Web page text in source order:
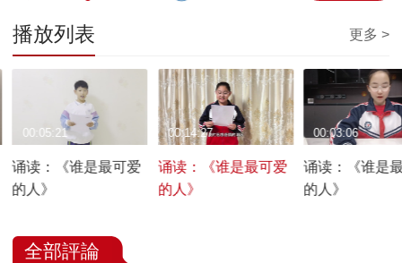
播放列表 更多 >
诵读：《谁是最可爱
的人》
00:05:21
诵读：《谁是最可爱
的人》
00:14:27
诵读：《谁是
的人》
00:03:06
全部評論